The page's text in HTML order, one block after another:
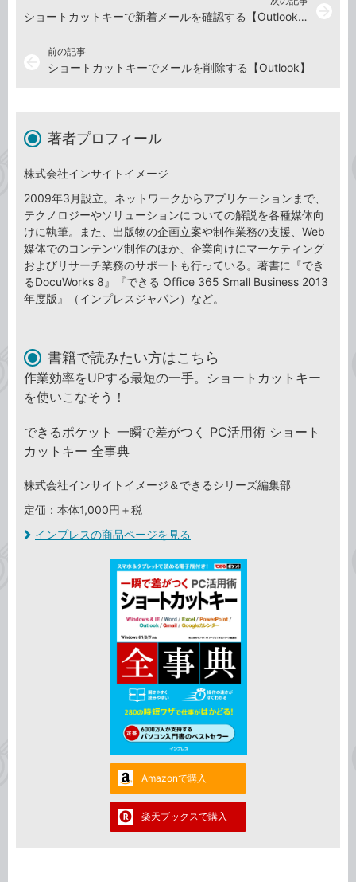
前の記事
ショートカットキーでメールを削除する【Outlook】
ショートカットキーで新着メールを確認する【Outlook】
著者プロフィール
株式会社インサイトイメージ
2009年3月設立。ネットワークからアプリケーションまで、
テクノロジーやソリューションについての解説を各種媒体向
けに執筆。また、出版物の企画立案や制作業務の支援、Web
媒体でのコンテンツ制作のほか、企業向けにマーケティング
およびリサーチ業務のサポートも行っている。著書に『でき
るDocuWorks 8』『できる Office 365 Small Business 2013
年度版』（インプレスジャパン）など。
書籍で読みたい方はこちら
作業効率をUPする最短の一手。ショートカットキー
を使いこなそう！
できるポケット 一瞬で差がつく PC活用術 ショート
カットキー 全事典
株式会社インサイトイメージ＆できるシリーズ編集部
定価：本体1,000円＋税
インプレスの商品ページを見る
Amazonで購入
楽天ブックスで購入